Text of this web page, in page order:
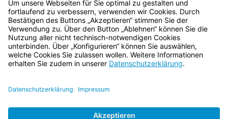
Zulassungsantrags die angegriffene Entscheidung
rechtskräftig wird (§ 78 Abs. 5 Satz 2 AsylG).
Bayern.de
BayernPortal
Impressum